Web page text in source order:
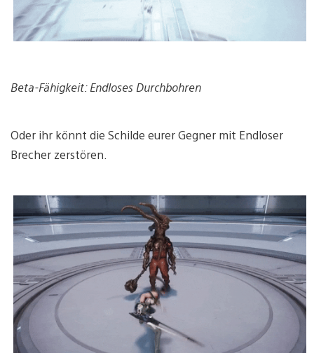
Beta-Fähigkeit: Endloses Durchbohren
Oder ihr könnt die Schilde eurer Gegner mit Endloser
Brecher zerstören.